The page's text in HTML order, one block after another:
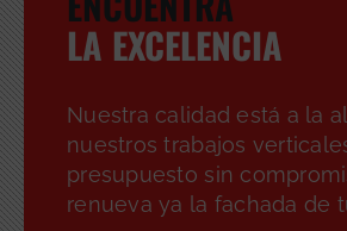
LA EXCELENCIA
Nuestra calidad está a la
nuestros trabajos
presupuesto sin
renueva ya la fachada de
GRATUITA